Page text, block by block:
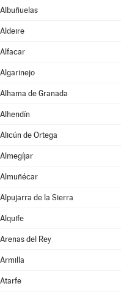
Albuñuelas
Aldeire
Alfacar
Algarinejo
Alhama de Granada
Alhendín
Alicún de Ortega
Almegíjar
Almuñécar
Alpujarra de la Sierra
Alquife
Arenas del Rey
Armilla
Atarfe